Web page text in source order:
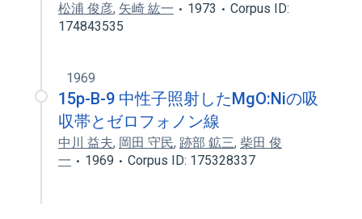
松浦 俊彦, 矢崎 紘一 1973
Corpus ID:
174843535
1969
15p-B-9 中性子照射したMgO:Niの吸
収帯とゼロフォノン線
中川 益夫, 岡田 守民, 跡部 鉱三, 柴田 俊
一
1969 Corpus ID: 175328337